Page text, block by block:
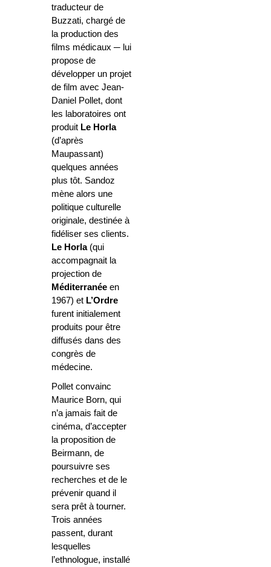
traducteur de
Buzzati, chargé de
la production des
films médicaux ─ lui
propose de
développer un projet
de film avec Jean-
Daniel Pollet, dont
les laboratoires ont
produit Le Horla
(d’après
Maupassant)
quelques années
plus tôt. Sandoz
mène alors une
politique culturelle
originale, destinée à
fidéliser ses clients.
Le Horla(qui
accompagnait la
projection de
Méditerranée en
1967) et L’Ordre
furent initialement
produits pour être
diffusés dans des
congrès de
médecine.
Pollet convainc
Maurice Born, qui
n’a jamais fait de
cinéma, d’accepter
la proposition de
Beirmann, de
poursuivre ses
recherches et de le
prévenir quand il
sera prêt à tourner.
Trois années
passent, durant
lesquelles
l’ethnologue, installé